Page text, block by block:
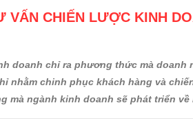
VẤN CHIẾN LƯỢC KINH
doanh chỉ ra phương thức mà doanh
nhằm chinh phục khách hàng và
mà ngành kinh doanh sẽ phát triển về